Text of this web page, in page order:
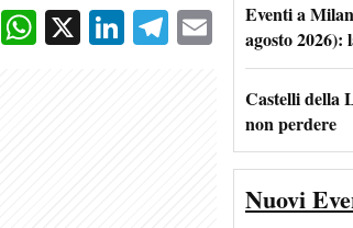
Facebook
WhatsApp
X LinkedIn
Telegram
Email
Eventi a
agosto 2026):
Castelli della
non perdere
Nuovi